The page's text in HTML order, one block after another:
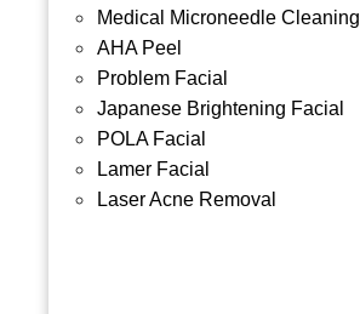
Medical Microneedle Cleaning
AHA Peel
Problem Facial
Japanese Brightening Facial
POLA Facial
Lamer Facial
Laser Acne Removal